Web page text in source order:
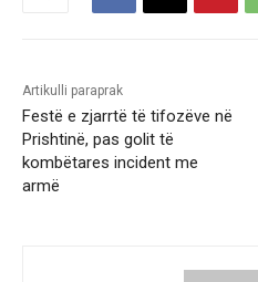
Artikulli paraprak
Festë e zjarrtë të tifozëve në
Prishtinë, pas golit të
kombëtares incident me
armë